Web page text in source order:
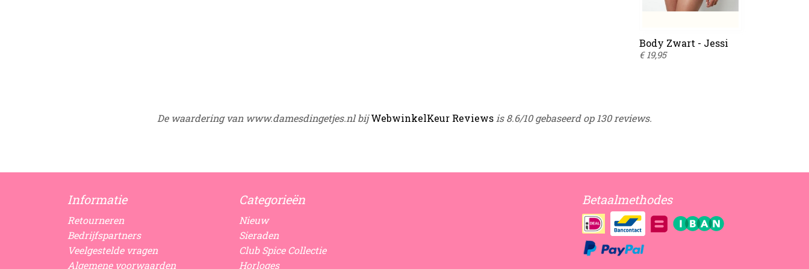
Body Zwart - Jessi
€ 19,95
De waardering van www.damesdingetjes.nl bijWebwinkelKeur Reviews is 8.6/10 gebaseerd op 130 reviews.
Informatie
Retourneren
Bedrijfspartners
Veelgestelde vragen
Algemene voorwaarden
Categorieën
Nieuw
Sieraden
Club Spice Collectie
Horloges
Betaalmethodes